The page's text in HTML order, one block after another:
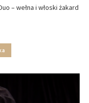
– wełna i włoski żakard